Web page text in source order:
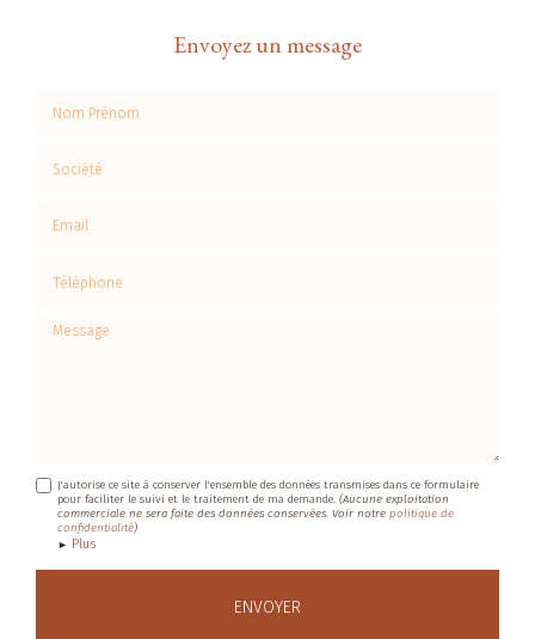
Envoyez un message
Message
J'autorise ce site à conserver l'ensemble des données transmises dans ce formulaire
pour faciliter le suivi et le traitement de ma demande.(Aucune exploitation
commerciale ne sera faite des données conservées. Voir notrepolitique de
confidentialité)
Plus